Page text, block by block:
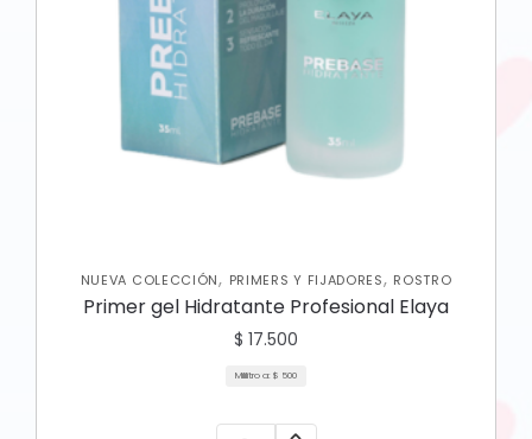
NUEVA COLECCIÓN, PRIMERS Y FIJADORES, ROSTRO
Primer gel Hidratante Profesional Elaya
$ 17.500
Mililitro a: $ 500